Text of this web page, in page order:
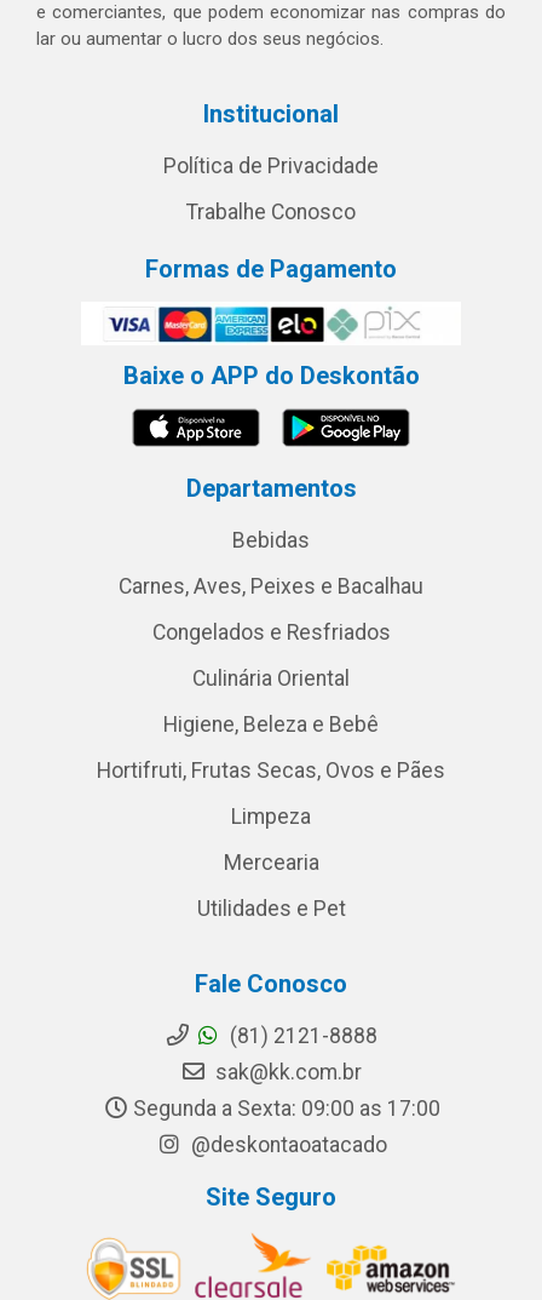
e comerciantes, que podem economizar nas compras do
lar ou aumentar o lucro dos seus negócios.
Institucional
Política de Privacidade
Trabalhe Conosco
Formas de Pagamento
Baixe o APP do Deskontão
Departamentos
Bebidas
Carnes, Aves, Peixes e Bacalhau
Congelados e Resfriados
Culinária Oriental
Higiene, Beleza e Bebê
Hortifruti, Frutas Secas, Ovos e Pães
Limpeza
Mercearia
Utilidades e Pet
Fale Conosco
(81) 2121-8888
sak@kk.com.br
Segunda a Sexta: 09:00 as 17:00
@deskontaoatacado
Site Seguro